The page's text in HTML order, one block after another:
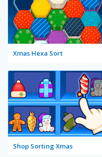
Xmas Hexa Sort
Shop Sorting Xmas